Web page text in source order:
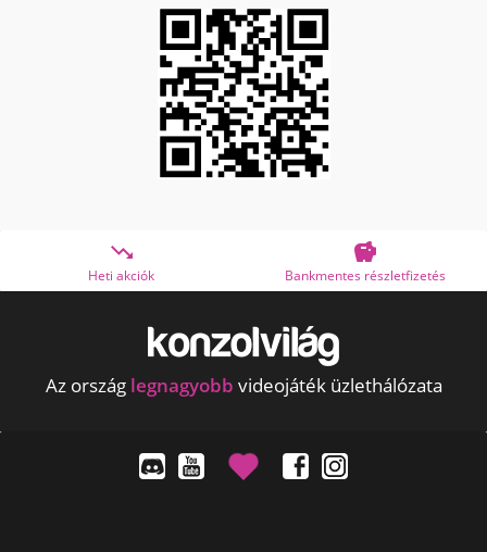
Heti akciók Bankmentes részletfizetés
Az ország legnagyobb videojáték üzlethálózata